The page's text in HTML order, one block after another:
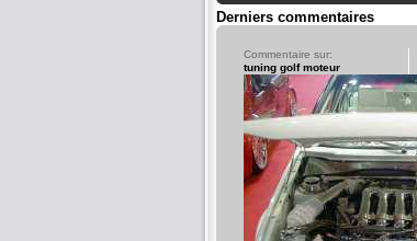
Derniers commentaires
Commentaire sur:
tuning golf moteur